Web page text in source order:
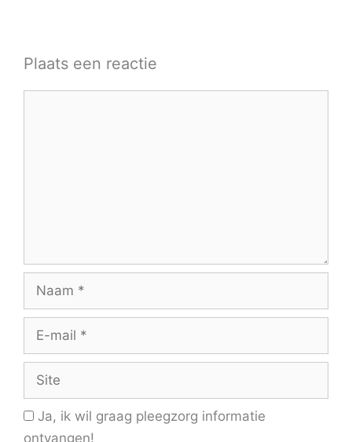
Plaats een reactie
Naam
Site
Ja, ik wil graag pleegzorg informatie
ontvangen!